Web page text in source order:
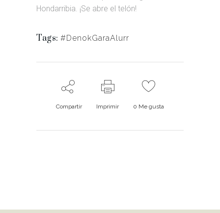
Hondarribia. ¡Se abre el telón!
Tags: #DenokGaraAlurr
Compartir Imprimir 0 Me gusta